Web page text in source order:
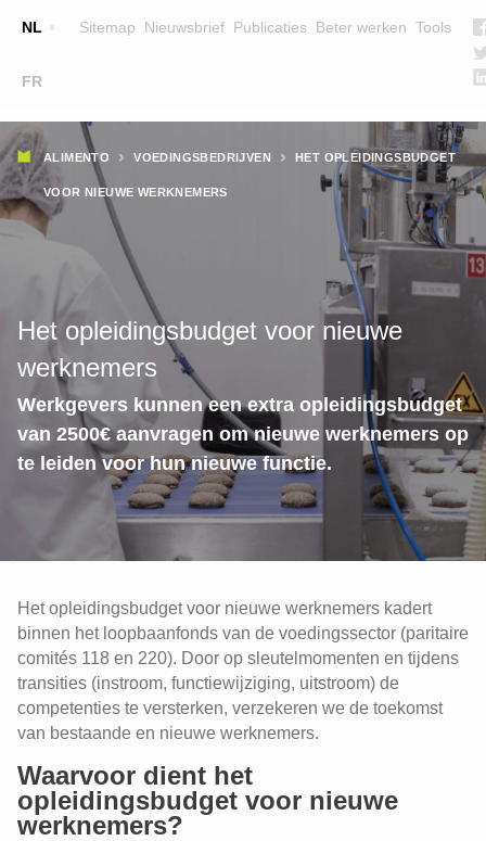
NL
FR
Sitemap Nieuwsbrief Publicaties Beter werken Tools
Main
navigation
OPLEIDINGEN
LESGEVERS
WIE ZIJN WE
CONTACT
Kruimelpad
ALIMENTO VOEDINGSBEDRIJVEN HET OPLEIDINGSBUDGET
VOOR NIEUWE WERKNEMERS
Het opleidingsbudget voor nieuwe
werknemers
Werkgevers kunnen een extra opleidingsbudget
van 2500€ aanvragen om nieuwe werknemers op
te leiden voor hun nieuwe functie.
Het opleidingsbudget voor nieuwe werknemers kadert
binnen het loopbaanfonds van de voedingssector (paritaire
comités 118 en 220). Door op sleutelmomenten en tijdens
transities (instroom, functiewijziging, uitstroom) de
competenties te versterken, verzekeren we de toekomst
van bestaande en nieuwe werknemers.
Waarvoor dient het
opleidingsbudget voor nieuwe
werknemers?